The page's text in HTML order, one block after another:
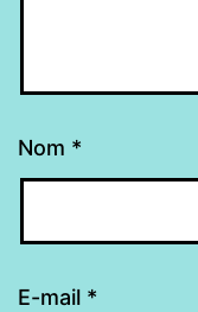
Nom *
E-mail *